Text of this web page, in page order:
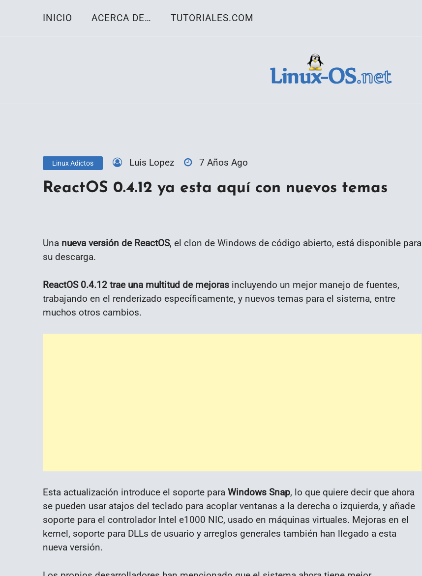
INICIO ACERCA DE… TUTORIALES.COM
Linux Adictos Luis Lopez 7 Años Ago
ReactOS 0.4.12 ya esta aquí con nuevos temas
Una nueva versión de ReactOS, el clon de Windows de código abierto, está disponible para
su descarga.
ReactOS 0.4.12 trae una multitud de mejoras incluyendo un mejor manejo de fuentes,
trabajando en el renderizado específicamente, y nuevos temas para el sistema, entre
muchos otros cambios.
Esta actualización introduce el soporte para Windows Snap, lo que quiere decir que ahora
se pueden usar atajos del teclado para acoplar ventanas a la derecha o izquierda, y añade
soporte para el controlador Intel e1000 NIC, usado en máquinas virtuales. Mejoras en el
kernel, soporte para DLLs de usuario y arreglos generales también han llegado a esta
nueva versión.